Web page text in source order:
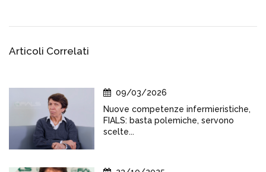
Articoli Correlati
09/03/2026
Nuove competenze infermieristiche,
FIALS: basta polemiche, servono
scelte...